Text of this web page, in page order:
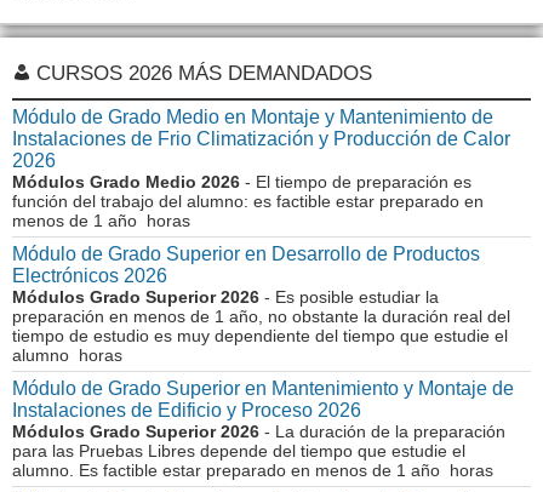
CURSOS 2026 MÁS DEMANDADOS
Módulo de Grado Medio en Montaje y Mantenimiento de
Instalaciones de Frio Climatización y Producción de Calor
2026
Módulos Grado Medio 2026 - El tiempo de preparación es
función del trabajo del alumno: es factible estar preparado en
menos de 1 año horas
Módulo de Grado Superior en Desarrollo de Productos
Electrónicos 2026
Módulos Grado Superior 2026 - Es posible estudiar la
preparación en menos de 1 año, no obstante la duración real del
tiempo de estudio es muy dependiente del tiempo que estudie el
alumno horas
Módulo de Grado Superior en Mantenimiento y Montaje de
Instalaciones de Edificio y Proceso 2026
Módulos Grado Superior 2026 - La duración de la preparación
para las Pruebas Libres depende del tiempo que estudie el
alumno. Es factible estar preparado en menos de 1 año horas